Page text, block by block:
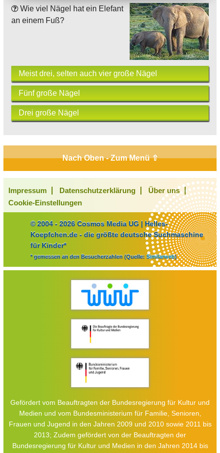
Wie viel Nägel hat ein Elefant
an einem Fuß?
Meist drei, selten auch vier große Nägel
Fünf große Nägel
Drei große Nägel
Nach Oben - Zum Menü ⇧
Impressum Datenschutzerklärung
Über uns
Cookie-Einstellungen
© 2004 - 2026 Cosmos Media UG | Helles-
Koepfchen.de - die größte deutsche Suchmaschine
für Kinder*
* gemessen an den Besucherzahlen (Quelle: Similarweb)
Gefördert vom Beauftragten der Bundesregierung für Kultur und
Medien und vom Bundesministerium für Familie, Senioren,
Frauen und Jugend in den Jahren 2009 und 2010 sowie 2011 bis
2013; Zudem gefördert von der Beauftragten der
Bundesregierung für Kultur und Medien in den Jahren 2014 bis